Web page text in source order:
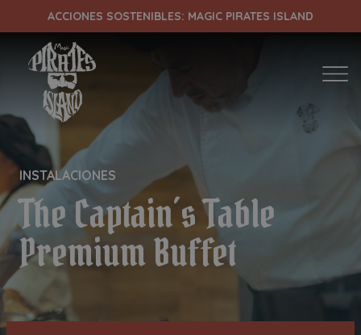
ACCIONES SOSTENIBLES: MAGIC PIRATES ISLAND
INSTALACIONES
The Captain´s Table
Premium Buffet
ENTRADA
¡Comprobar disponibilidad!